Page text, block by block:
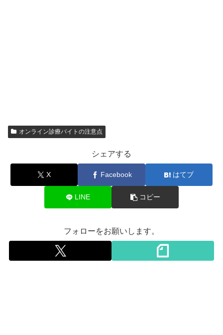
オンライン診療バイトの注意点
シェアする
X Facebook はてブ
LINE コピー
フォローをお願いします。